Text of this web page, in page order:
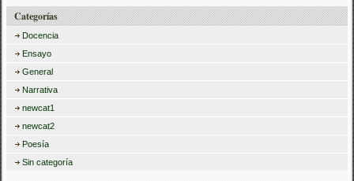
Categorías
Docencia
Ensayo
General
Narrativa
newcat1
newcat2
Poesía
Sin categoría